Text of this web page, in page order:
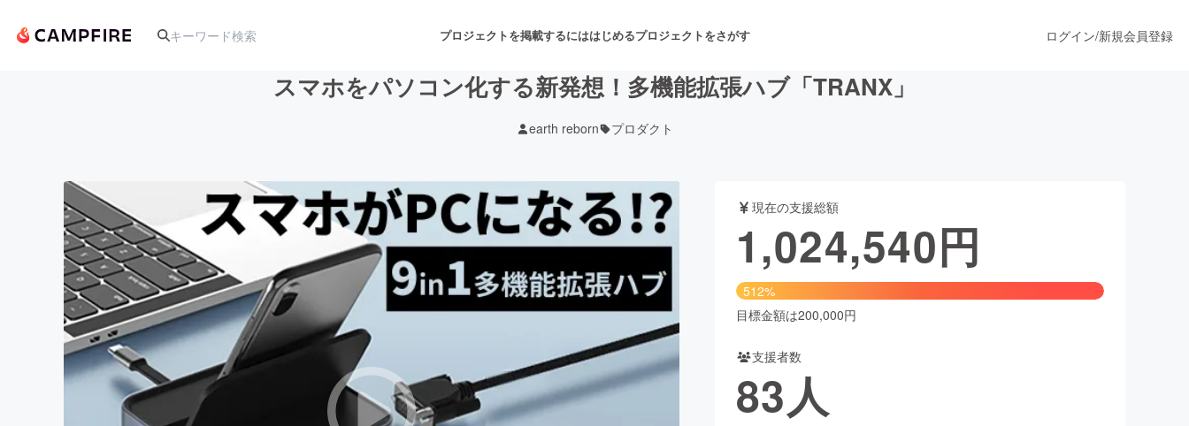
プロジェクトを掲載するにははじめるプロジェクトをさがす
アート・写真 音楽 舞台・パフォーマンス
テクノロジー・ガジェット ゲーム・サービス開発 ファッション
映像・映画 書籍・雑誌出版 アニメ・漫画
ビジネス・起業 ビューティー・ヘルスケア
まちづくり・地域活性化
ログイン/新規会員登録
スマホをパソコン化する新発想！多機能拡張ハブ「TRANX」
earth reborn プロダクト
現在の支援総額
1,024,540円
512%
目標金額は200,000円
支援者数
83人